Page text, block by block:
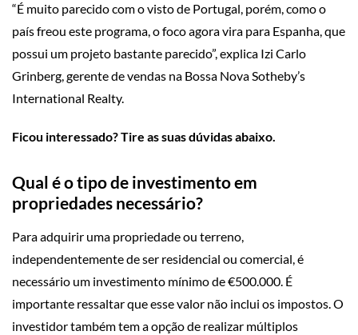
“É muito parecido com o visto de Portugal, porém, como o
país freou este programa, o foco agora vira para Espanha, que
possui um projeto bastante parecido”, explica Izi Carlo
Grinberg, gerente de vendas na Bossa Nova Sotheby’s
International Realty.
Ficou interessado? Tire as suas dúvidas abaixo.
Qual é o tipo de investimento em
propriedades necessário?
Para adquirir uma propriedade ou terreno,
independentemente de ser residencial ou comercial, é
necessário um investimento mínimo de €500.000. É
importante ressaltar que esse valor não inclui os impostos. O
investidor também tem a opção de realizar múltiplos